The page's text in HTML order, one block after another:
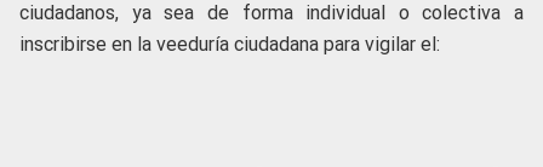
ciudadanos, ya sea de forma individual o colectiva a
inscribirse en la veeduría ciudadana para vigilar el: